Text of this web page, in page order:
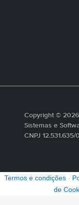
Copyright © 2026
Sistemas e
CNPJ 12.531.635/
Termos e condições -
de